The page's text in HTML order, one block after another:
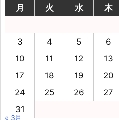
月
火 水 木
3
4 5 6
10
11 12 13
17
18 19 20
24
25 26 27
31
« 3月